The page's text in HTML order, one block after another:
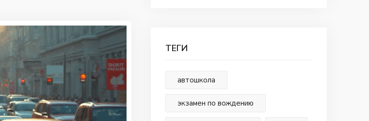
ТЕГИ
автошкола
экзамен по вождению